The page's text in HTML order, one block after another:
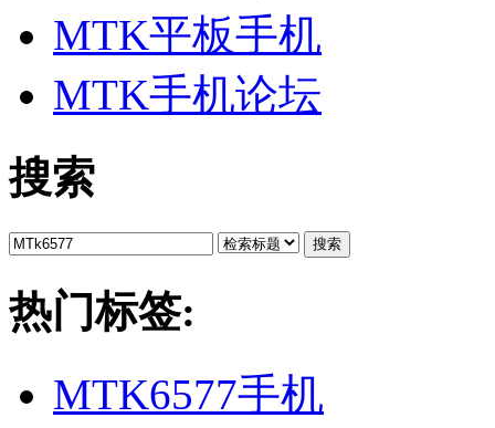
MTK平板手机
MTK手机论坛
搜索
搜索
热门标签:
MTK6577手机